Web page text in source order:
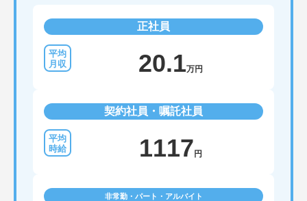
正社員
20.1万円
契約社員・嘱託社員
1117円
非常勤・パート・アルバイト